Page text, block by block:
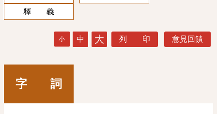
釋 義
小 中 大 列 印 意見回饋
字 詞